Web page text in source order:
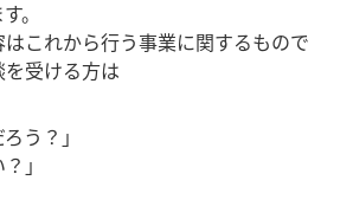
。
これから行う事業に関するもので
受ける方は
う？」
」